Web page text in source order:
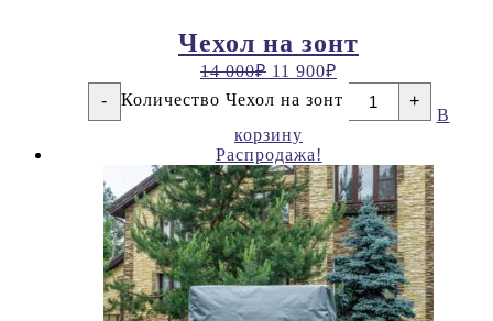
Чехол на зонт
14 000₽ 11 900₽
-
Количество Чехол на зонт +
В
корзину
Распродажа!